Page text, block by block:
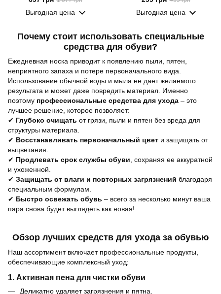
Выгодная цена Выгодная цена
Почему стоит использовать специальные
средства для обуви?
Ежедневная носка приводит к появлению пыли, пятен,
неприятного запаха и потере первоначального вида.
Использование обычной воды и мыла не дает желаемого
результата и может даже повредить материал. Именно
поэтому профессиональные средства для ухода – это
лучшее решение, которое позволяет:
✔ Глубоко очищать от грязи, пыли и пятен без вреда для
структуры материала.
✔ Восстанавливать первоначальный цвет и защищать от
выцветания.
✔ Продлевать срок службы обуви, сохраняя ее аккуратной
и ухоженной.
✔ Защищать от влаги и повторных загрязнений благодаря
специальным формулам.
✔ Быстро освежать обувь – всего за несколько минут ваша
пара снова будет выглядеть как новая!
Обзор лучших средств для ухода за обувью
Наш ассортимент включает профессиональные продукты,
обеспечивающие комплексный уход:
1. Активная пена для чистки обуви
Деликатно удаляет загрязнения и пятна.